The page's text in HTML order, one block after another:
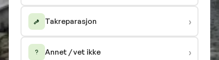
Takreparasjon ›
Annet / vet ikke ›